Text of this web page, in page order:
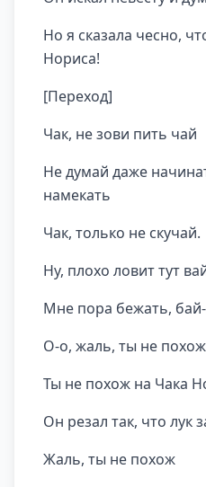
Но я сказала чесно,
Нориса!
[Переход]
Чак, не зови пить чай
Не думай даже
намекать
Чак, только не скучай.
Ну, плохо ловит тут
Мне пора бежать,
О-о, жаль, ты не
Ты не похож на Чака
Он резал так, что лук
Жаль, ты не похож